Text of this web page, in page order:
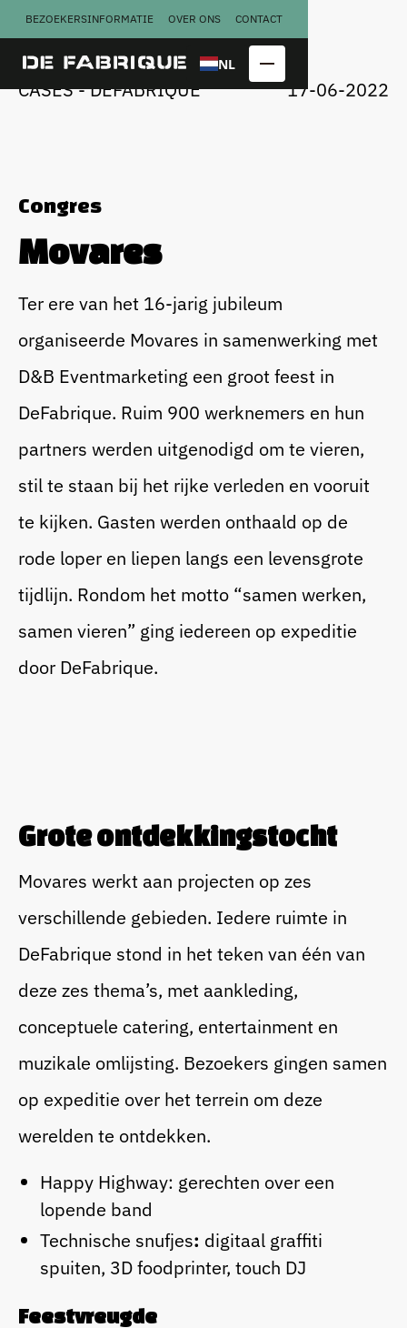
BEZOEKERSINFORMATIE OVER ONS CONTACT
Copraloods
melkfabriek
Bekijk alle
Congres
Beurs
Blogs
Cases
NL
TERUGN AAR C
CASES - DEFABRIQUE 17-06-2022
Congres
Movares
Ter ere van het 16-jarig jubileum
organiseerde Movares in samenwerking met
D&B Eventmarketing een groot feest in
DeFabrique. Ruim 900 werknemers en hun
partners werden uitgenodigd om te vieren,
stil te staan bij het rijke verleden en vooruit
te kijken. Gasten werden onthaald op de
rode loper en liepen langs een levensgrote
tijdlijn. Rondom het motto “samen werken,
samen vieren” ging iedereen op expeditie
door DeFabrique.
Grote ontdekkingstocht
Movares werkt aan projecten op zes
verschillende gebieden. Iedere ruimte in
DeFabrique stond in het teken van één van
deze zes thema’s, met aankleding,
conceptuele catering, entertainment en
muzikale omlijsting. Bezoekers gingen samen
op expeditie over het terrein om deze
werelden te ontdekken.
Happy Highway: gerechten over een
lopende band
Technische snufjes: digitaal graffiti
spuiten, 3D foodprinter, touch DJ
Feestvreugde